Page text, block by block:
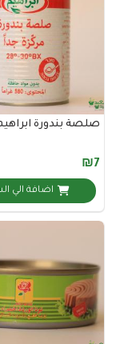
ابراهيم 580 غم
اضافة الي السلة